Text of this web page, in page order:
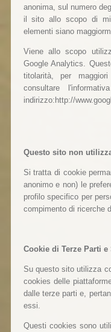
anonima, sul numero
il sito allo scopo di
elementi siano
Viene allo scopo
Google Analytics.
titolarità, per
consultare
indirizzo:http://
Questo sito non
Si tratta di cookie
anonimo e non) le
profilo specifico per
compimento di ricerche
Cookie di Terze Parti
Su questo sito utilizza
cookies delle
dalle terze parti e,
essi.
Questi cookies sono